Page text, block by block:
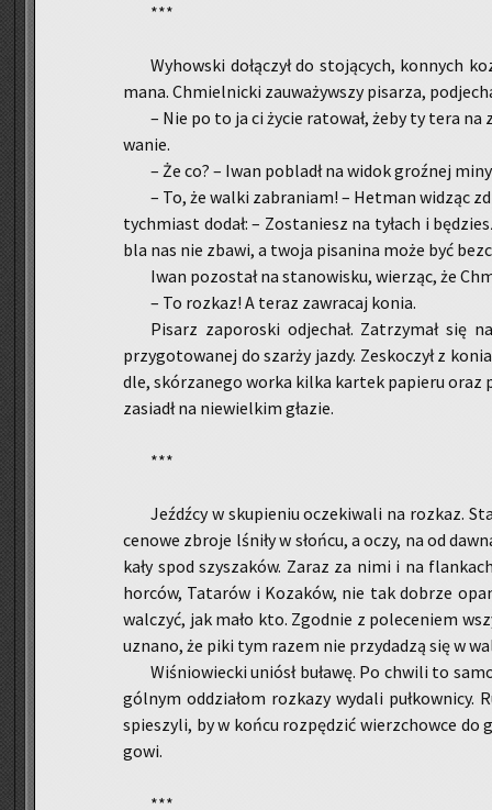
***
Wy­how­ski do­łą­czył do sto­ją­cych, kon­nych
ma­na. Chmiel­nic­ki za­uwa­żyw­szy pi­sa­rza,
– Nie po to ja ci życie ra­to­wał, żeby ty tera
wa­nie.
– Że co? – Iwan po­bladł na widok groź­nej
– To, że walki za­bra­niam! – Het­man wi­dząc
tych­miast dodał: – Zo­sta­niesz na ty­łach i
bla nas nie zbawi, a twoja pi­sa­ni­na może być
Iwan po­zo­stał na sta­no­wi­sku, wie­rząc, że
– To roz­kaz! A teraz za­wra­caj konia.
Pi­sarz za­po­ro­ski od­je­chał. Za­trzy­mał się
przy­go­to­wa­nej do szar­ży jazdy. Ze­sko­czył z
dle, skó­rza­ne­go worka kilka kar­tek pa­pie­ru oraz
za­siadł na nie­wiel­kim gła­zie.
***
Jeźdź­cy w sku­pie­niu ocze­ki­wa­li na roz­kaz.
ce­no­we zbro­je lśni­ły w słoń­cu, a oczy, na od
ka­ły spod szy­sza­ków. Zaraz za nimi i na
hor­ców, Ta­ta­rów i Ko­za­ków, nie tak do­brze
wal­czyć, jak mało kto. Zgod­nie z po­le­ce­niem
uzna­no, że piki tym razem nie przy­da­dzą się w
Wi­śnio­wiec­ki uniósł bu­ła­wę. Po chwi­li to
gól­nym od­dzia­łom roz­ka­zy wy­da­li
spie­szy­li, by w końcu roz­pę­dzić wierz­chow­ce
go­wi.
***